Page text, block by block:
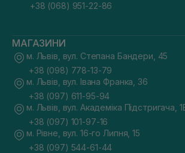
+38 (068) 951-22-86
МАГАЗИНИ
м. Львів, вул. Степана Бандери, 45
+38 (098) 778-13-79
м. Львів, вул. Івана Франка, 36
+38 (097) 611-95-94
м. Львів, вул. Академіка Підстригача,
+38 (097) 101-97-16
м. Рівне, вул. 16-го Липня, 15
+38 (097) 544-61-44